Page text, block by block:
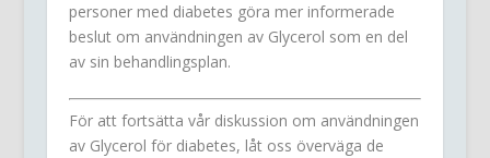
personer med diabetes göra mer informerade
beslut om användningen av Glycerol som en del
av sin behandlingsplan.
För att fortsätta vår diskussion om användningen
av Glycerol för diabetes, låt oss överväga de